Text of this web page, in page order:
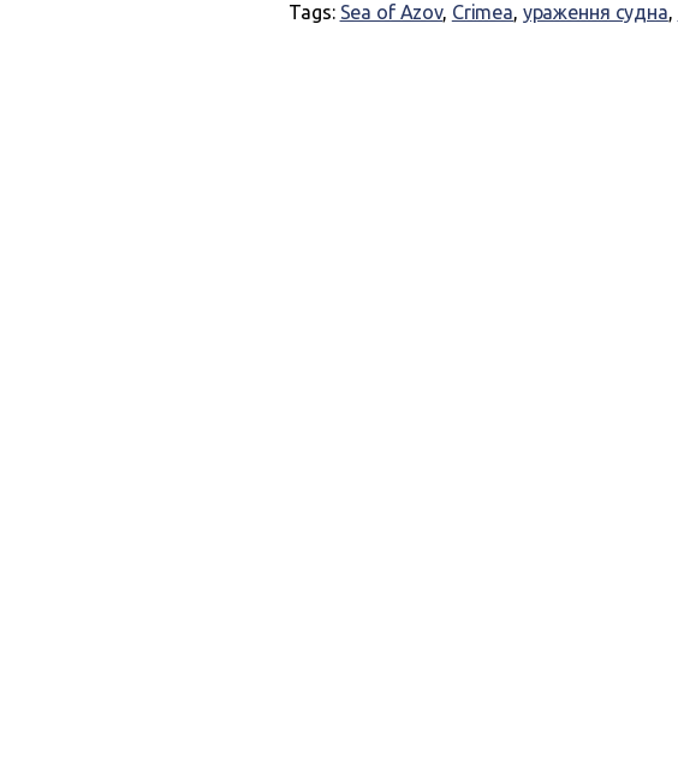
Tags: Sea of Azov, Crimea, ураження судна,